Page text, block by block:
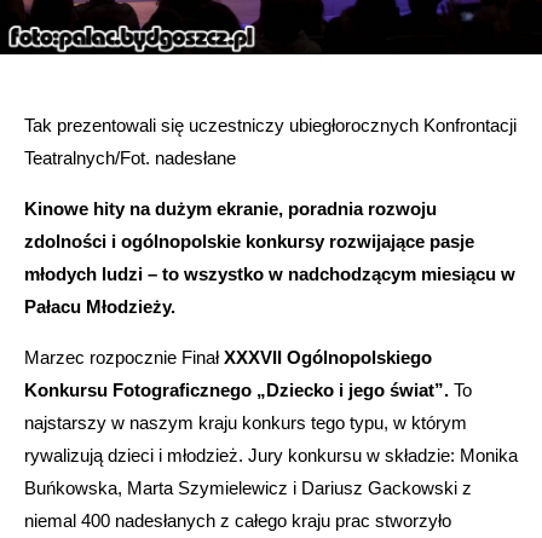
Tak prezentowali się uczestniczy ubiegłorocznych Konfrontacji
Teatralnych/Fot. nadesłane
Kinowe hity na dużym ekranie, poradnia rozwoju
zdolności i ogólnopolskie konkursy rozwijające pasje
młodych ludzi – to wszystko w nadchodzącym miesiącu w
Pałacu Młodzieży.
Marzec rozpocznie FinałXXXVII Ogólnopolskiego
Konkursu Fotograficznego „Dziecko i jego świat”. To
najstarszy w naszym kraju konkurs tego typu, w którym
rywalizują dzieci i młodzież. Jury konkursu w składzie: Monika
Buńkowska, Marta Szymielewicz i Dariusz Gackowski z
niemal 400 nadesłanych z całego kraju prac stworzyło